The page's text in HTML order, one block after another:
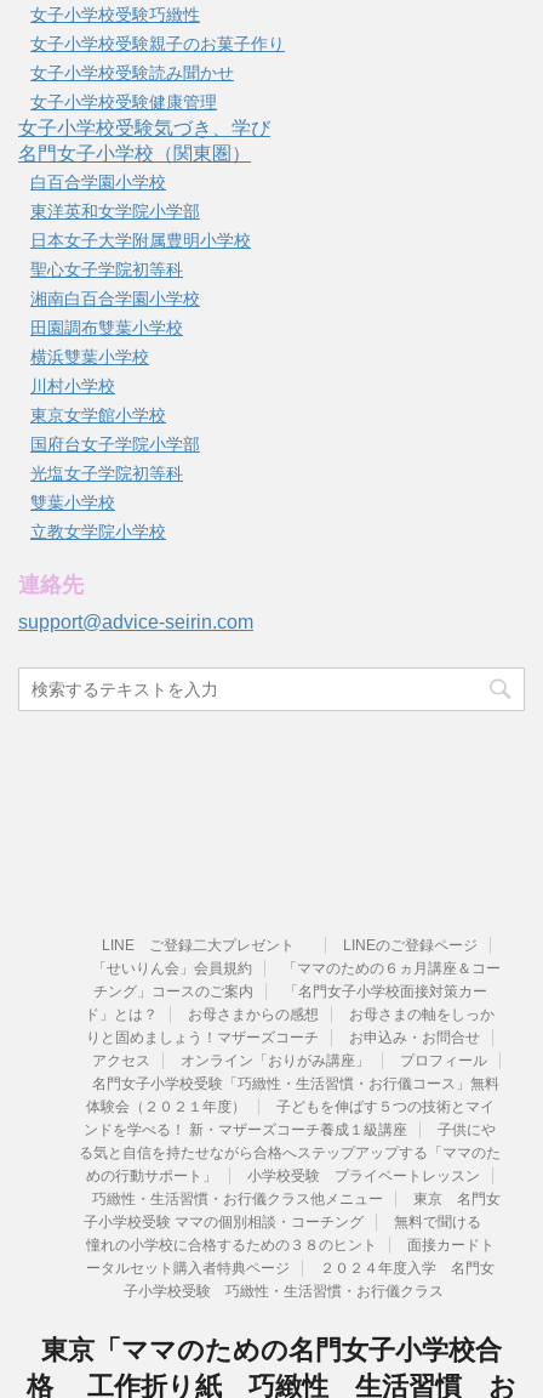
女子小学校受験巧緻性
女子小学校受験親子のお菓子作り
女子小学校受験読み聞かせ
女子小学校受験健康管理
女子小学校受験気づき、学び
名門女子小学校（関東圏）
白百合学園小学校
東洋英和女学院小学部
日本女子大学附属豊明小学校
聖心女子学院初等科
湘南白百合学園小学校
田園調布雙葉小学校
横浜雙葉小学校
川村小学校
東京女学館小学校
国府台女子学院小学部
光塩女子学院初等科
雙葉小学校
立教女学院小学校
連絡先
support@advice-seirin.com
LINE ご登録二大プレゼント
LINEのご登録ページ
「せいりん会」会員規約
「ママのための６ヵ月講座＆コー
チング」コースのご案内
「名門女子小学校面接対策カー
ド」とは？
お母さまからの感想
お母さまの軸をしっか
りと固めましょう！マザーズコーチ
お申込み・お問合せ
アクセス
オンライン「おりがみ講座」
プロフィール
名門女子小学校受験「巧緻性・生活習慣・お行儀コース」無料
体験会（２０２１年度）
子どもを伸ばす５つの技術とマイ
ンドを学べる！ 新・マザーズコーチ養成１級講座
子供にや
る気と自信を持たせながら合格へステップアップする「ママのた
めの行動サポート」
小学校受験 プライベートレッスン
巧緻性・生活習慣・お行儀クラス他メニュー
東京 名門女
子小学校受験 ママの個別相談・コーチング
無料で聞ける
憧れの小学校に合格するための３８のヒント
面接カードト
ータルセット購入者特典ページ
２０２４年度入学 名門女
子小学校受験 巧緻性・生活習慣・お行儀クラス
東京「ママのための名門女子小学校合
格 工作折り紙 巧緻性 生活習慣 お